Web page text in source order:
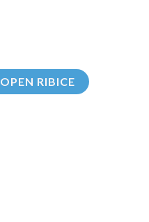
OPEN RIBICE